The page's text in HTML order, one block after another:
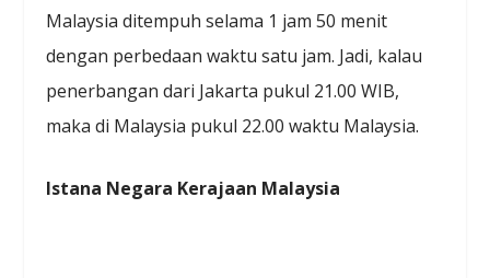
Malaysia ditempuh selama 1 jam 50 menit
dengan perbedaan waktu satu jam. Jadi, kalau
penerbangan dari Jakarta pukul 21.00 WIB,
maka di Malaysia pukul 22.00 waktu Malaysia.
Istana Negara Kerajaan Malaysia